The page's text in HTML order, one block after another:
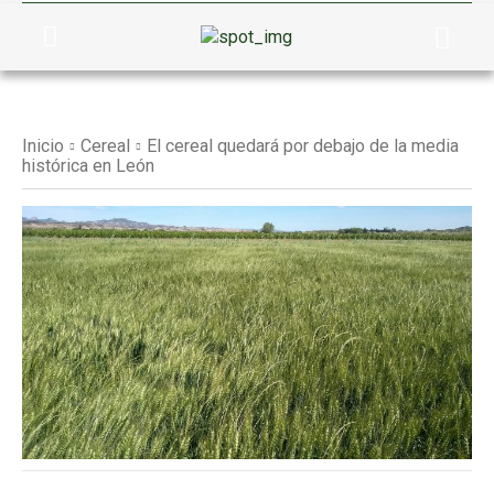
Inicio Cereal
El cereal quedará por debajo de la media
histórica en León